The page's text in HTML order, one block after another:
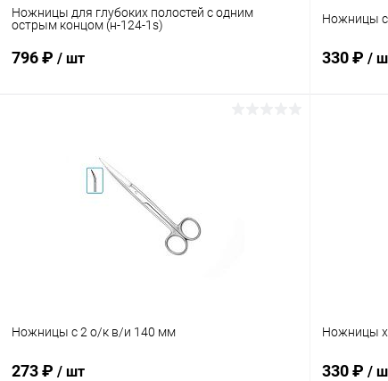
Ножницы для глубоких полостей с одним
острым концом (н-124-1s)
796 ₽ / шт
Купить в 1 клик
Ножницы
330 ₽ /
Ножницы с 2 о/к в/и 140 мм
273 ₽ / шт
Ножницы
330 ₽ /